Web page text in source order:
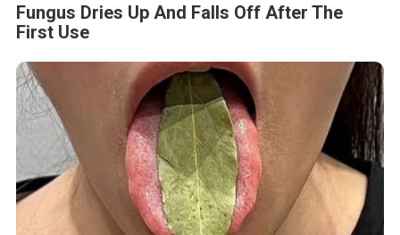
Fungus Dries Up And Falls Off After The
First Use